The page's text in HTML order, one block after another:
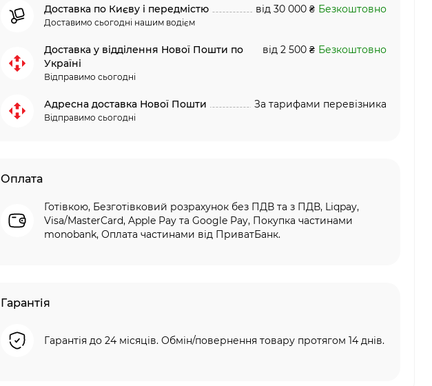
Доставка по Києву і передмістю
Доставимо сьогодні нашим водієм
від 30 000 ₴ Безкоштовно
Доставка у відділення Нової Пошти по
Україні
Відправимо сьогодні
від 2 500 ₴ Безкоштовно
Адресна доставка Нової Пошти
Відправимо сьогодні
За тарифами перевізника
Оплата
Готівкою, Безготівковий розрахунок без ПДВ та з ПДВ, Liqpay,
Visa/MasterCard, Apple Pay та Google Pay, Покупка частинами
monobank, Оплата частинами від ПриватБанк.
Гарантія
Гарантія до 24 місяців. Обмін/повернення товару протягом 14 днів.